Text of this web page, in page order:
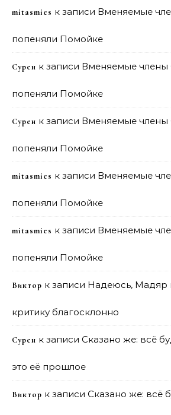
mitasmies к записи Вменяемые
попеняли Помойке
Сурен к записи Вменяемые члены
попеняли Помойке
Сурен к записи Вменяемые члены
попеняли Помойке
mitasmies к записи Вменяемые
попеняли Помойке
mitasmies к записи Вменяемые
попеняли Помойке
Виктор к записи Надеюсь, Мадяр
критику благосклонно
Сурен к записи Сказано же: всё
это её прошлое
Виктор к записи Сказано же: всё